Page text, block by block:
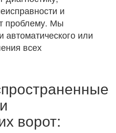
и
проблему. Мы
автоматического или
всех
ворот: